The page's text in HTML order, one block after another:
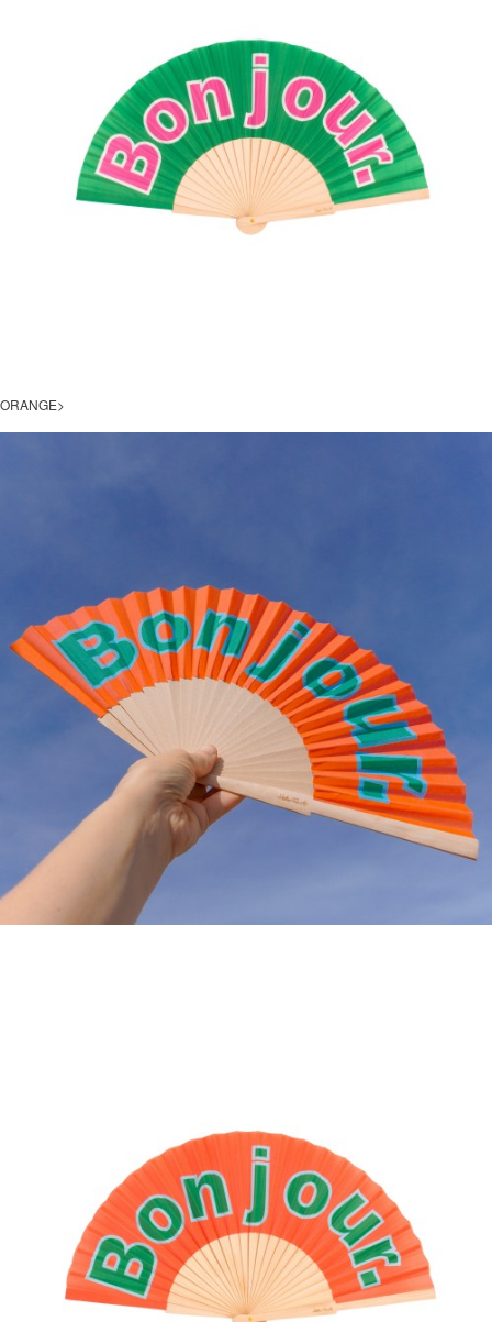
ORANGE>